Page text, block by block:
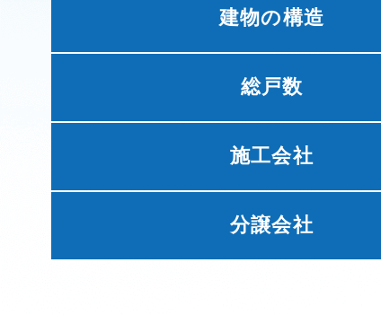
建物の構造
総戸数
施工会社
分譲会社